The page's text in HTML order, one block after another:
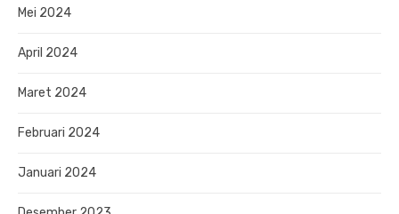
Mei 2024
April 2024
Maret 2024
Februari 2024
Januari 2024